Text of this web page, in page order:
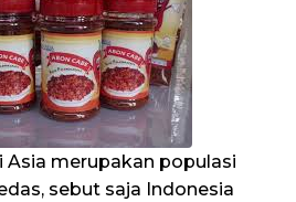
Asia merupakan populasi
sebut saja Indonesia